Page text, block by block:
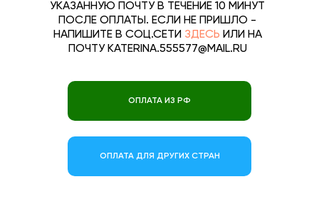
УКАЗАННУЮ ПОЧТУ В ТЕЧЕНИЕ 10 МИНУТ
ПОСЛЕ ОПЛАТЫ. ЕСЛИ НЕ ПРИШЛО -
НАПИШИТЕ В СОЦ.СЕТИ ЗДЕСЬ ИЛИ НА
ПОЧТУ KATERINA.555577@MAIL.RU
ОПЛАТА ДЛЯ ДРУГИХ СТРАН
ОПЛАТА ИЗ РФ